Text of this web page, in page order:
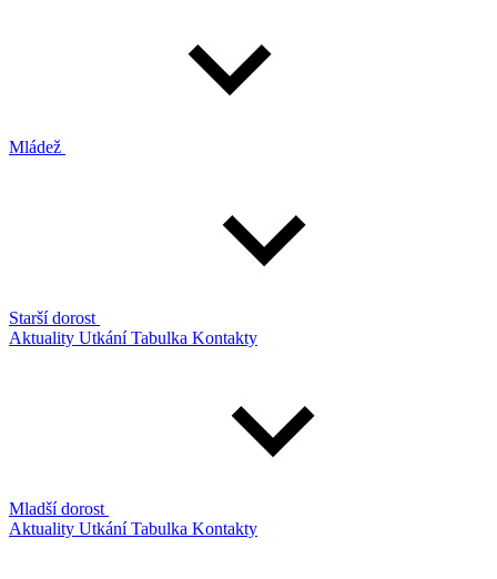
Mládež
Starší dorost
Aktuality UtkáníTabulka Kontakty
Mladší dorost
Aktuality UtkáníTabulka Kontakty